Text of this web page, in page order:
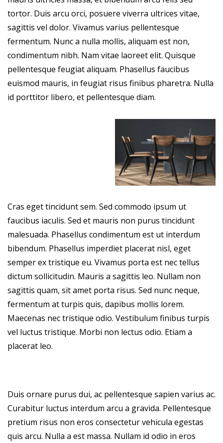
tortor. Duis arcu orci, posuere viverra ultrices vitae,
sagittis vel dolor. Vivamus varius pellentesque
fermentum. Nunc a nulla mollis, aliquam est non,
condimentum nibh. Nam vitae laoreet elit. Quisque
pellentesque feugiat aliquam. Phasellus faucibus
euismod mauris, in feugiat risus finibus pharetra. Nulla
id porttitor libero, et pellentesque diam.
Cras eget tincidunt sem. Sed commodo ipsum ut
faucibus iaculis. Sed et mauris non purus tincidunt
malesuada. Phasellus condimentum est ut interdum
bibendum. Phasellus imperdiet placerat nisl, eget
semper ex tristique eu. Vivamus porta est nec tellus
dictum sollicitudin. Mauris a sagittis leo. Nullam non
sagittis quam, sit amet porta risus. Sed nunc neque,
fermentum at turpis quis, dapibus mollis lorem.
Maecenas nec tristique odio. Vestibulum finibus turpis
vel luctus tristique. Morbi non lectus odio. Etiam a
placerat leo.
Duis ornare purus dui, ac pellentesque sapien varius ac.
Curabitur luctus interdum arcu a gravida. Pellentesque
pretium risus non eros consectetur vehicula egestas
quis arcu. Nulla a est massa. Nullam id odio in eros